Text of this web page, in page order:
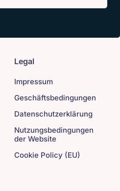
Legal
Impressum
Geschäftsbedingungen
Datenschutzerklärung
Nutzungsbedingungen
der Website
Cookie Policy (EU)